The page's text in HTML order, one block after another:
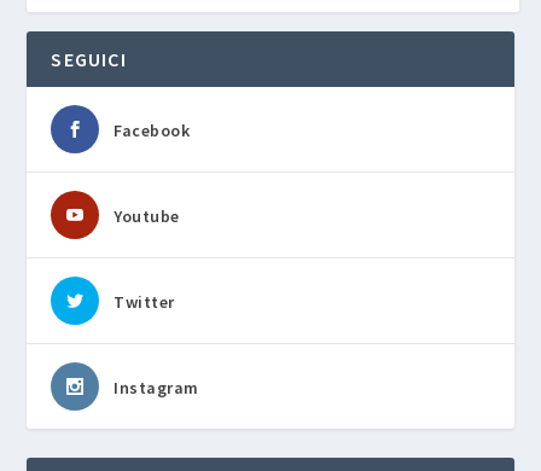
SEGUICI
Facebook
Youtube
Twitter
Instagram